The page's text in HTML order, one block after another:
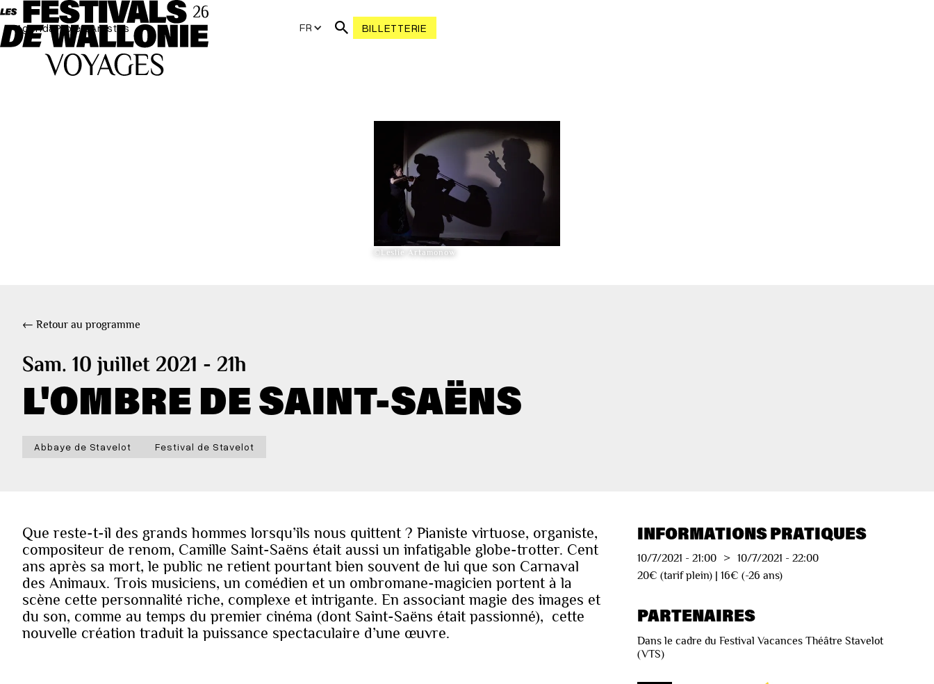
AgendaProjetsArtistes FR BILLETTERIE
©Leslie Artamonow
← Retour au programme
Sam. 10 juillet 2021 - 21h
L'OMBRE DE SAINT-SAËNS
Abbaye de Stavelot Festival de Stavelot
Que reste-t-il des grands hommes lorsqu’ils nous quittent ? Pianiste virtuose, organiste,
compositeur de renom, Camille Saint-Saëns était aussi un infatigable globe-trotter. Cent
ans après sa mort, le public ne retient pourtant bien souvent de lui que son Carnaval
des Animaux. Trois musiciens, un comédien et un ombromane-magicien portent à la
scène cette personnalité riche, complexe et intrigante. En associant magie des images et
du son, comme au temps du premier cinéma (dont Saint-Saëns était passionné), cette
nouvelle création traduit la puissance spectaculaire d’une œuvre.
INFORMATIONS PRATIQUES
10/7/2021 -21:00 > 10/7/2021 -22:00
20€ (tarif plein) | 16€ (-26 ans)
PARTENAIRES
Dans le cadre du Festival Vacances Théâtre Stavelot
(VTS)